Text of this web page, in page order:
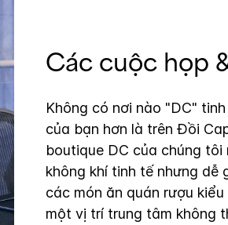
Các cuộc họp
Không có nơi nào "DC"
của bạn hơn là trên Đồi
boutique DC của chúng tôi
không khí tinh tế nhưng dễ
các món ăn quán rượu
một vị trí trung tâm không